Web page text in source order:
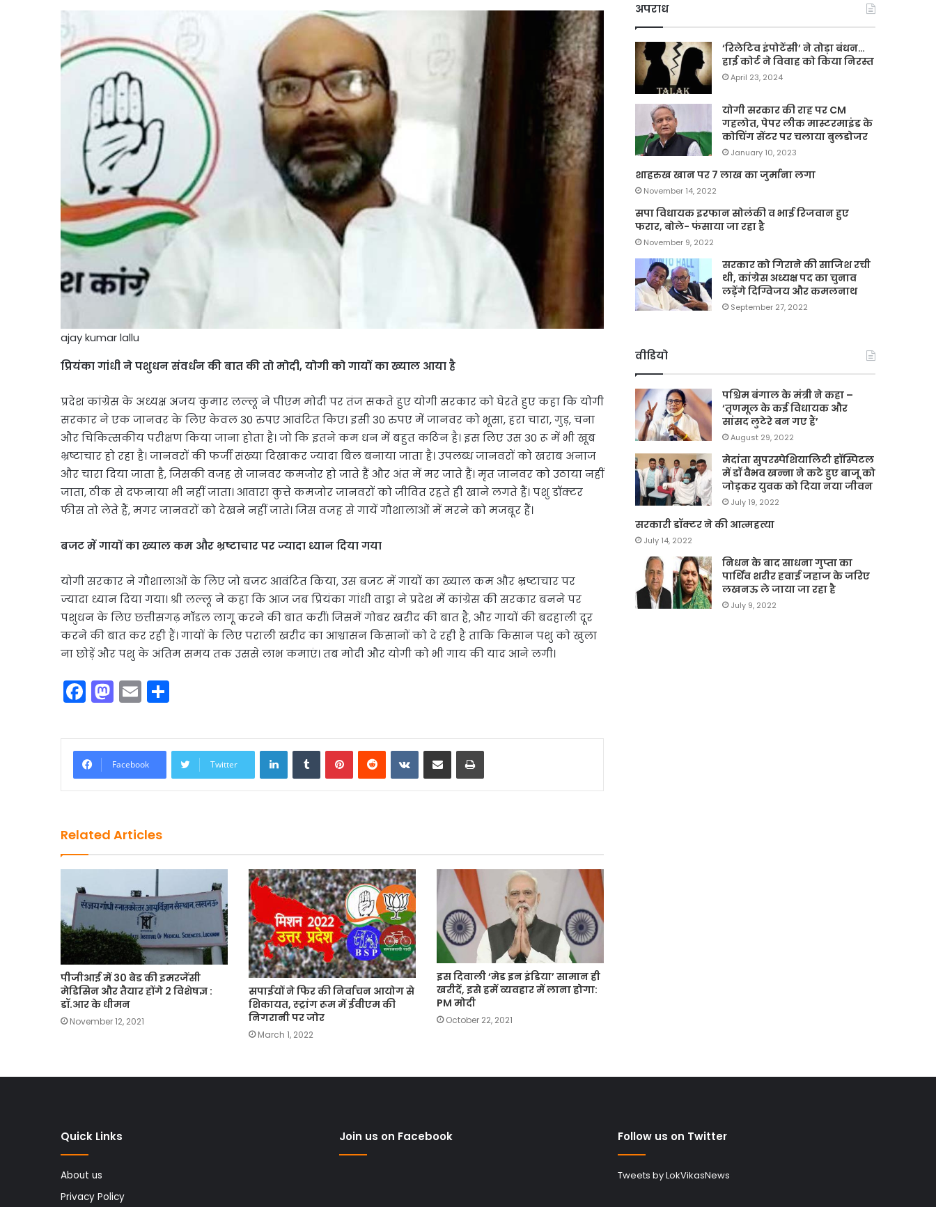
ajay kumar lallu
प्रियंका गांधी ने पशुधन संवर्धन की बात की तो मोदी, योगी को गायों का ख्याल आया है
प्रदेश कांग्रेस के अध्यक्ष अजय कुमार लल्लू ने पीएम मोदी पर तंज सकते हुए योगी सरकार को घेरते हुए कहा कि योगी
सरकार ने एक जानवर के लिए केवल 30 रुपए आवंटित किए। इसी 30 रुपए में जानवर को भूसा, हरा चारा, गुड़, चना
और चिकित्सकीय परीक्षण किया जाना होता है। जो कि इतने कम धन में बहुत कठिन है। इस लिए उस 30 रू में भी खूब
भ्रष्टाचार हो रहा है। जानवरों की फर्जी संख्या दिखाकर ज्यादा बिल बनाया जाता है। उपलब्ध जानवरों को खराब अनाज
और चारा दिया जाता है, जिसकी वजह से जानवर कमजोर हो जाते हैं और अंत में मर जाते हैं। मृत जानवर को उठाया नहीं
जाता, ठीक से दफनाया भी नहीं जाता। आवारा कुत्ते कमजोर जानवरों को जीवित रहते ही खाने लगते हैं। पशु डॉक्टर
फीस तो लेते हैं, मगर जानवरों को देखने नहीं जाते। जिस वजह से गायें गौशालाओं में मरने को मजबूर हैं।
बजट में गायों का ख्याल कम और भ्रष्टाचार पर ज्यादा ध्यान दिया गया
योगी सरकार ने गौशालाओं के लिए जो बजट आवंटित किया, उस बजट में गायों का ख्याल कम और भ्रष्टाचार पर
ज्यादा ध्यान दिया गया। श्री लल्लू ने कहा कि आज जब प्रियंका गांधी वाड्रा ने प्रदेश में कांग्रेस की सरकार बनने पर
पशुधन के लिए छत्तीसगढ़ मॉडल लागू करने की बात करीं। जिसमें गोबर खरीद की बात है, और गायों की बदहाली दूर
करने की बात कर रही हैं। गायों के लिए पराली खरीद का आश्वासन किसानों को दे रही है ताकि किसान पशु को खुला
ना छोड़ें और पशु के अंतिम समय तक उससे लाभ कमाएं। तब मोदी और योगी को भी गाय की याद आने लगी।
F
a
c
e
b
o
k
M
a
st
o
d
n
E
m
ai
l
ar
e
Facebook Twitter
LinkedInTumblrPinterestReddit VKontakte
Share via Email Print
Related Articles
पीजीआई में 30 बेड की इमरजेंसी
मेडिसिन और तैयार होंगे 2 विशेषज्ञ :
डॉ.आर के धीमन
November 12, 2021
सपाईयों ने फिर की निर्वाचन आयोग से
शिकायत, स्ट्रांग रूम में ईवीएम की
निगरानी पर जोर
March 1, 2022
इस दिवाली ‘मेड इन इंडिया’ सामान ही
खरीदें, इसे हमें व्यवहार में लाना होगा:
PM मोदी
October 22, 2021
अपराध
‘रिलेटिव इंपोटेंसी’ ने तोड़ा बंधन…
हाई कोर्ट ने विवाह को किया निरस्त
April 23, 2024
योगी सरकार की राह पर CM
गहलोत, पेपर लीक मास्टरमाइंड के
कोचिंग सेंटर पर चलाया बुलडोजर
January 10, 2023
शाहरुख खान पर 7 लाख का जुर्माना लगा
November 14, 2022
सपा विधायक इरफान सोलंकी व भाई रिजवान हुए
फरार, बोले- फंसाया जा रहा है
November 9, 2022
सरकार को गिराने की साजिश रची
थी, कांग्रेस अध्यक्ष पद का चुनाव
लड़ेंगे दिग्विजय और कमलनाथ
September 27, 2022
वीडियो
पश्चिम बंगाल के मंत्री ने कहा –
‘तृणमूल के कई विधायक और
सांसद लुटेरे बन गए हैं’
August 29, 2022
मेदांता सुपरस्पेशियालिटी हॉस्पिटल
में डॉ वैभव खन्ना ने कटे हुए बाजू को
जोड़कर युवक को दिया नया जीवन
July 19, 2022
सरकारी डॉक्टर ने की आत्महत्या
July 14, 2022
निधन के बाद साधना गुप्ता का
पार्थिव शरीर हवाई जहाज के जरिए
लखनऊ ले जाया जा रहा है
July 9, 2022
Quick Links
About us
Privacy Policy
Join us on Facebook Follow us on Twitter
Tweets by LokVikasNews